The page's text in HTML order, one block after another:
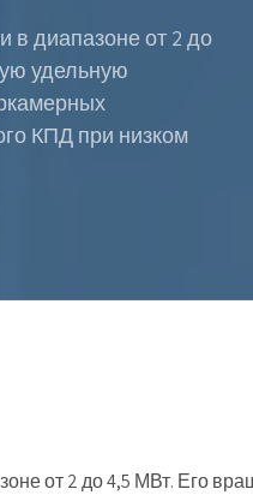
в диапазоне от 2 до
удельную
КПД при низком
от 2 до 4,5 МВт. Его